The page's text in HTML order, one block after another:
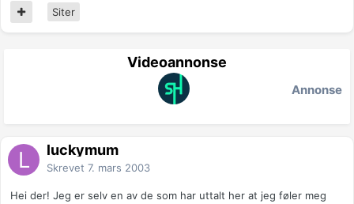
Siter
Videoannonse
Annonse
luckymum
Skrevet 7. mars 2003
Hei der! Jeg er selv en av de som har uttalt her at jeg føler meg